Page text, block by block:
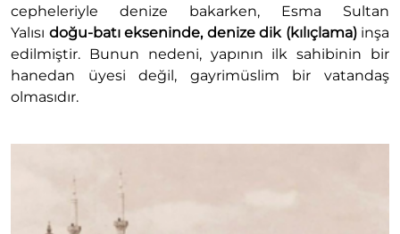
cepheleriyle denize bakarken, Esma Sultan
Yalısı doğu-batı ekseninde, denize dik (kılıçlama)inşa
edilmiştir. Bunun nedeni, yapının ilk sahibinin bir
hanedan üyesi değil, gayrimüslim bir vatandaş
olmasıdır.